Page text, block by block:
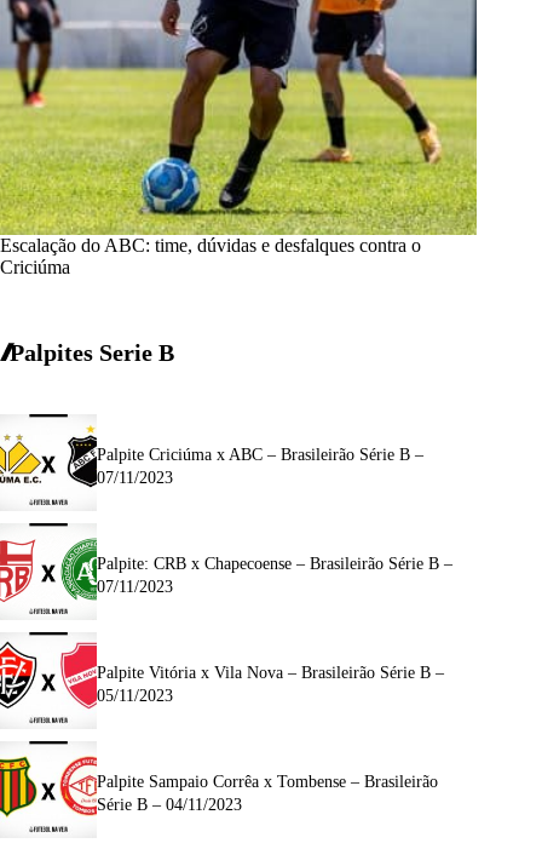
Escalação do ABC: time, dúvidas e desfalques contra o
Criciúma
Palpites Serie B
Palpite Criciúma x ABC – Brasileirão Série B –
07/11/2023
Palpite: CRB x Chapecoense – Brasileirão Série B –
07/11/2023
Palpite Vitória x Vila Nova – Brasileirão Série B –
05/11/2023
Palpite Sampaio Corrêa x Tombense – Brasileirão
Série B – 04/11/2023